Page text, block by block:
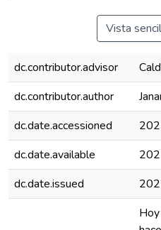
Vista
dc.contributor.advisor
dc.contributor.author
dc.date.accessioned
dc.date.available
dc.date.issued